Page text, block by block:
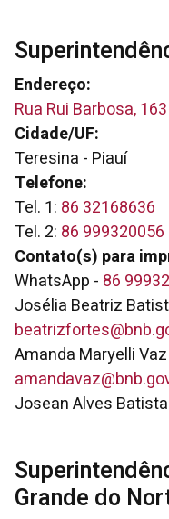
Endereço:
Rua Rui Barbosa,
Cidade/UF:
Teresina - Piauí
Telefone:
Tel. 1: 86 32168636
Tel. 2: 86 999320056
Contato(s) para
WhatsApp - 86
Josélia Beatriz
Amanda Maryelli
Josean Alves
Grande do